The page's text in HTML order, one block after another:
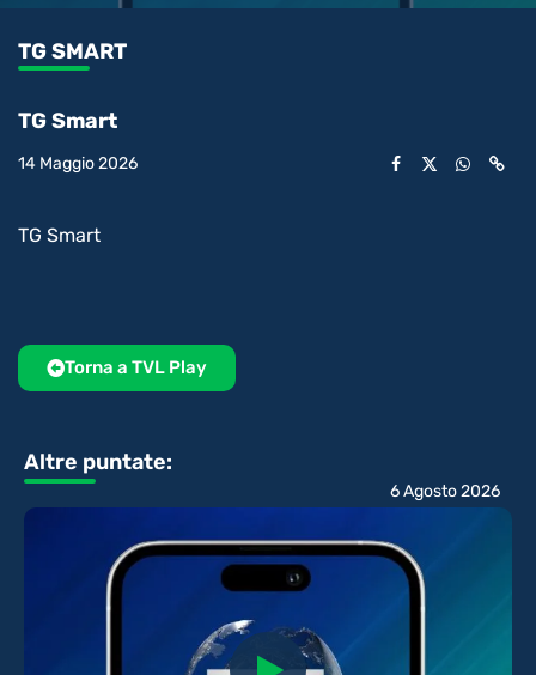
l’audio1.83%
in-
TG SMART
TG Smart
14 Maggio 2026
TG Smart
Torna a TVL Play
Altre puntate:
6 Agosto 2026